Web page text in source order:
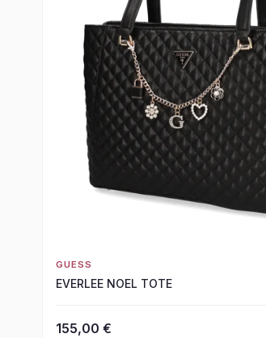
GUESS
EVERLEE NOEL TOTE
155,00 €